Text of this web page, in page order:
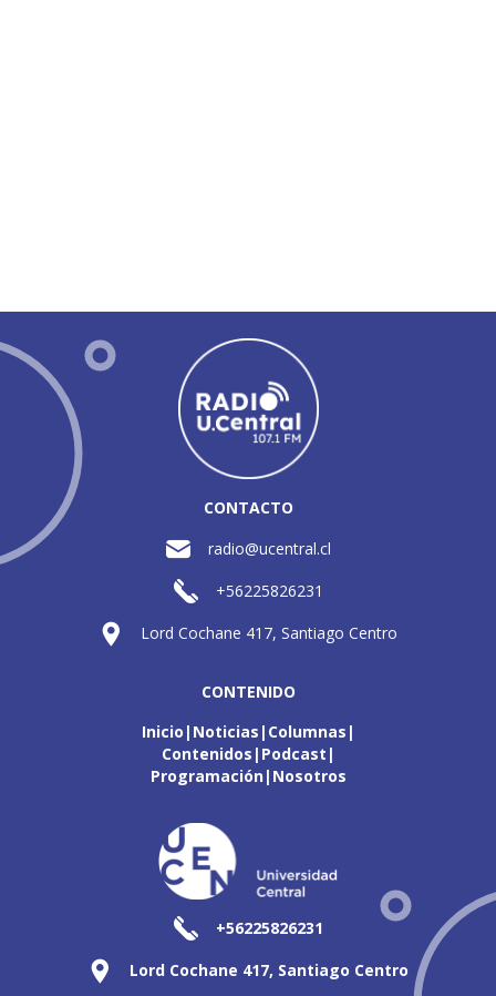
CONTACTO
radio@ucentral.cl
+56225826231
Lord Cochane 417, Santiago Centro
CONTENIDO
Inicio Noticias Columnas
Contenidos Podcast
Programación Nosotros
+56225826231
Lord Cochane 417, Santiago Centro